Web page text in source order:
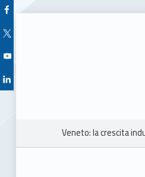
Facebook Unioncamere Veneto
Twitter Unioncamere Veneto
Youtube Unioncamere Veneto
Linkedin Unioncamere Veneto
Breadcrumbs navigation
Veneto: la crescita